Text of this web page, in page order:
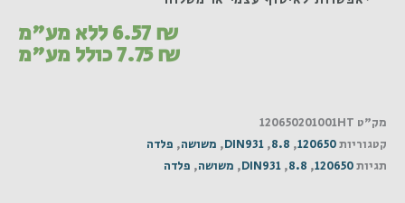
6.57₪ ללא מע"מ
7.75₪ כולל מע"מ
מק"ט 120650201001HT
קטגוריות120650
,
8.8
,
DIN931
, משושה, פלדה
תגיות120650
,
8.8
,
DIN931
, משושה, פלדה